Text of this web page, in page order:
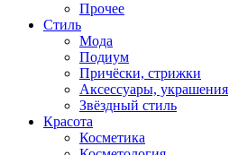
Прочее
Стиль
Мода
Подиум
Причёски, стрижки
Аксессуары, украшения
Звёздный стиль
Красота
Косметика